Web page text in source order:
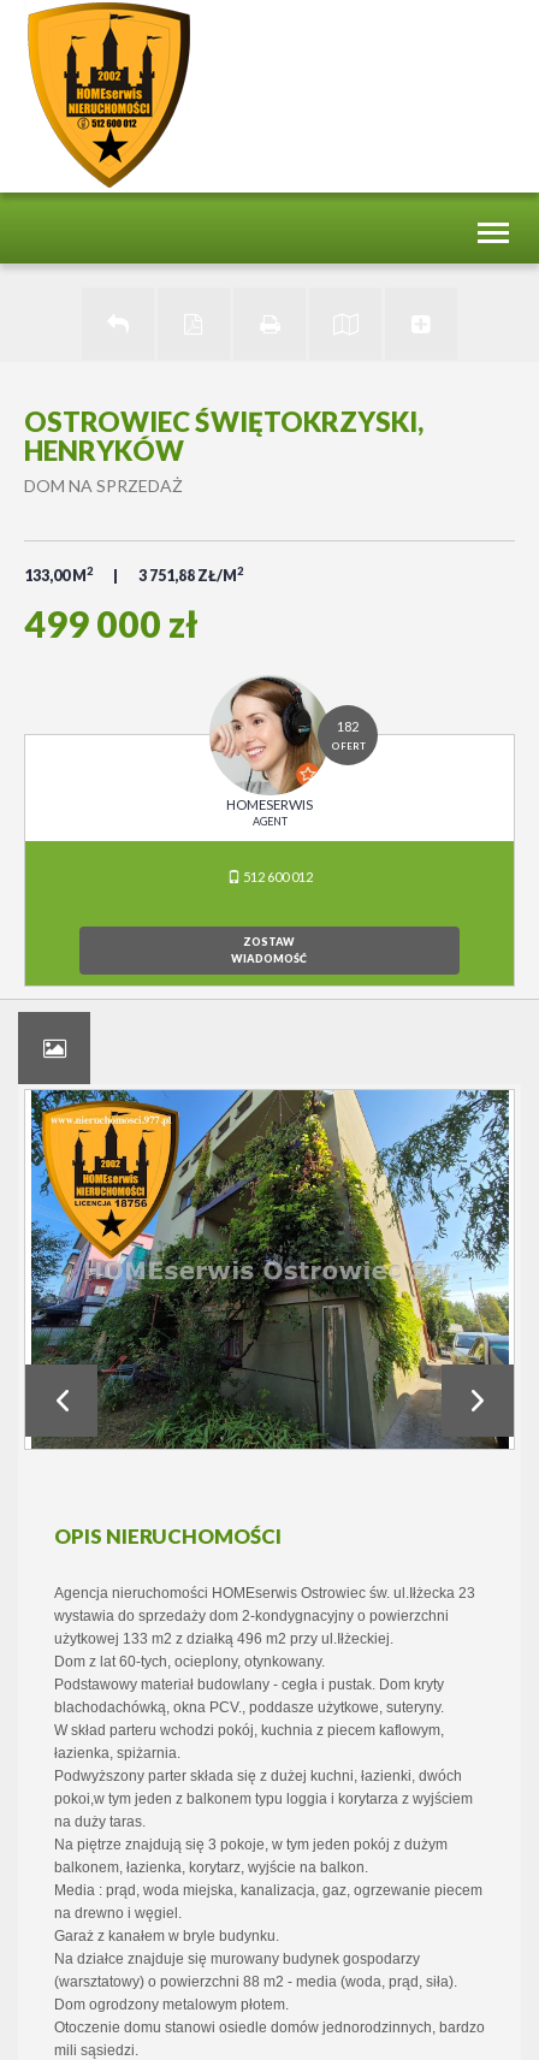
OSTROWIEC ŚWIĘTOKRZYSKI,
HENRYKÓW
DOM NA SPRZEDAŻ
133,00 M 2 3 751,88 ZŁ/M 2
499 000 zł
182
OFERT
HOMESERWIS
AGENT
512 600 012
ZOSTAW
WIADOMOŚĆ
OPIS NIERUCHOMOŚCI
Agencja nieruchomości HOMEserwis Ostrowiec św. ul.Iłżecka 23
wystawia do sprzedaży dom 2-kondygnacyjny o powierzchni
użytkowej 133 m2 z działką 496 m2 przy ul.Iłżeckiej.
Dom z lat 60-tych, ocieplony, otynkowany.
Podstawowy materiał budowlany - cegła i pustak. Dom kryty
blachodachówką, okna PCV., poddasze użytkowe, suteryny.
W skład parteru wchodzi pokój, kuchnia z piecem kaflowym,
łazienka, spiżarnia.
Podwyższony parter składa się z dużej kuchni, łazienki, dwóch
pokoi,w tym jeden z balkonem typu loggia i korytarza z wyjściem
na duży taras.
Na piętrze znajdują się 3 pokoje, w tym jeden pokój z dużym
balkonem, łazienka, korytarz, wyjście na balkon.
Media : prąd, woda miejska, kanalizacja, gaz, ogrzewanie piecem
na drewno i węgiel.
Garaż z kanałem w bryle budynku.
Na działce znajduje się murowany budynek gospodarzy
(warsztatowy) o powierzchni 88 m2 - media (woda, prąd, siła).
Dom ogrodzony metalowym płotem.
Otoczenie domu stanowi osiedle domów jednorodzinnych, bardzo
mili sąsiedzi.